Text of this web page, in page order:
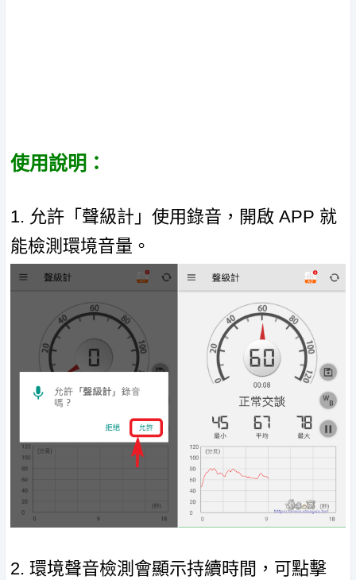
使用說明：
1. 允許「聲級計」使用錄音，開啟 APP 就
能檢測環境音量。
2. 環境聲音檢測會顯示持續時間，可點擊